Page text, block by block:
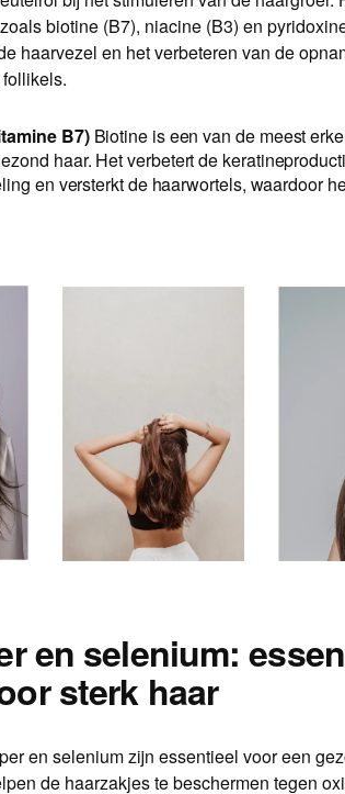
biotine (B7), niacine (B3) en
haarvezel en het verbeteren van de
B7)Biotine is een van de meest
haar. Het verbetert de
en versterkt de haarwortels, waardoor
en selenium:
sterk haar
en selenium zijn essentieel voor een
de haarzakjes te beschermen tegen